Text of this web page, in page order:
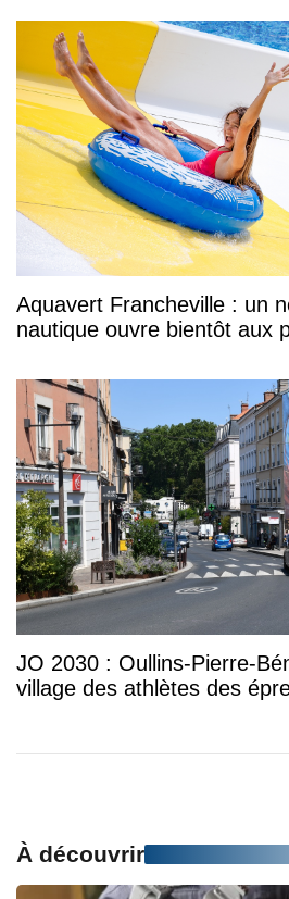
Aquavert Francheville : un
nautique ouvre bientôt aux
JO 2030 : Oullins-Pierre-
village des athlètes des
À découvrir